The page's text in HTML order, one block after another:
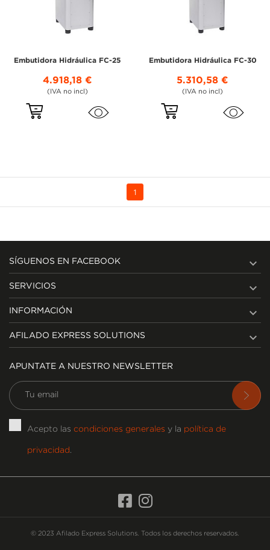
Embutidora Hidráulica FC-25
4.918,18 €
(IVA no incl)
Embutidora Hidráulica FC-30
5.310,58 €
(IVA no incl)
1
SÍGUENOS EN FACEBOOK 
SERVICIOS 
INFORMACIÓN 
AFILADO EXPRESS SOLUTIONS 
APUNTATE A NUESTRO NEWSLETTER
Acepto las condiciones generales y la política de
privacidad
© 2023 Afilado Express Solutions. Todos los derechos reservados.